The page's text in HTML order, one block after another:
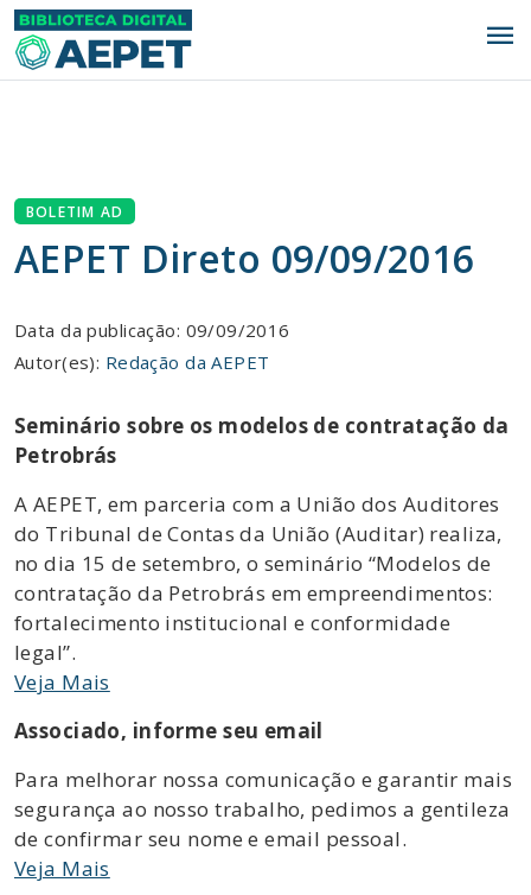
menu
BOLETIM AD
AEPET Direto 09/09/2016
Data da publicação: 09/09/2016
Autor(es): Redação da AEPET
Seminário sobre os modelos de contratação da
Petrobrás
A AEPET, em parceria com a União dos Auditores
do Tribunal de Contas da União (Auditar) realiza,
no dia 15 de setembro, o seminário “Modelos de
contratação da Petrobrás em empreendimentos:
fortalecimento institucional e conformidade
legal”.
Veja Mais
Associado, informe seu email
Para melhorar nossa comunicação e garantir mais
segurança ao nosso trabalho, pedimos a gentileza
de confirmar seu nome e email pessoal.
Veja Mais